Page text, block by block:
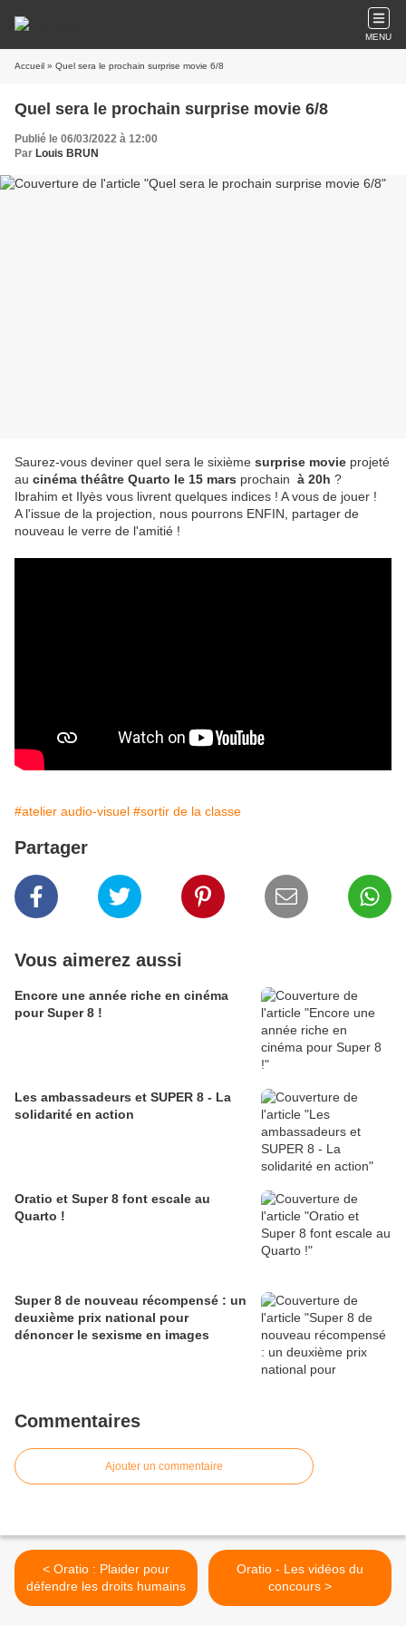
MENU
Accueil » Quel sera le prochain surprise movie 6/8
Quel sera le prochain surprise movie 6/8
Publié le 06/03/2022 à 12:00
Par Louis BRUN
Saurez-vous deviner quel sera le sixième surprise movie projeté
au cinéma théâtre Quarto le 15 mars prochain à 20h ?
Ibrahim et Ilyès vous livrent quelques indices ! A vous de jouer !
A l'issue de la projection, nous pourrons ENFIN, partager de
nouveau le verre de l'amitié !
#atelier audio-visuel #sortir de la classe
Partager
Vous aimerez aussi
Encore une année riche en cinéma
pour Super 8 !
Les ambassadeurs et SUPER 8 - La
solidarité en action
Oratio et Super 8 font escale au
Quarto !
Super 8 de nouveau récompensé : un
deuxième prix national pour
dénoncer le sexisme en images
Commentaires
Ajouter un commentaire
< Oratio : Plaider pour
défendre les droits humains
Oratio - Les vidéos du
concours >